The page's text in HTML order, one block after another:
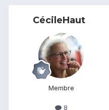
CécileHaut
Membre
8